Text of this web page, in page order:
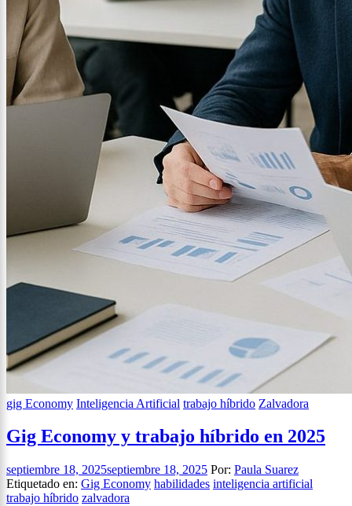
gig Economy Inteligencia Artificial trabajo híbrido Zalvadora
Gig Economy y trabajo híbrido en 2025
septiembre 18, 2025septiembre 18, 2025 Por: Paula Suarez
Etiquetado en: Gig Economy habilidades inteligencia artificial
trabajo híbrido zalvadora